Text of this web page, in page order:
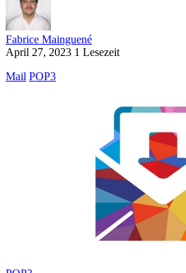
Fabrice Mainguené
April 27, 2023 1 Lesezeit
Mail POP3